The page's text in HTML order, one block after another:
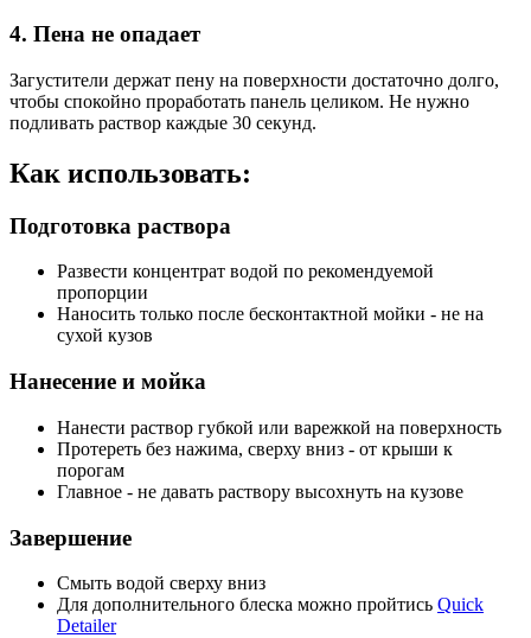
4. Пена не опадает
Загустители держат пену на поверхности достаточно долго,
чтобы спокойно проработать панель целиком. Не нужно
подливать раствор каждые 30 секунд.
Как использовать:
Подготовка раствора
Развести концентрат водой по рекомендуемой
пропорции
Наносить только после бесконтактной мойки - не на
сухой кузов
Нанесение и мойка
Нанести раствор губкой или варежкой на поверхность
Протереть без нажима, сверху вниз - от крыши к
порогам
Главное - не давать раствору высохнуть на кузове
Завершение
Смыть водой сверху вниз
Для дополнительного блеска можно пройтись Quick
Detailer